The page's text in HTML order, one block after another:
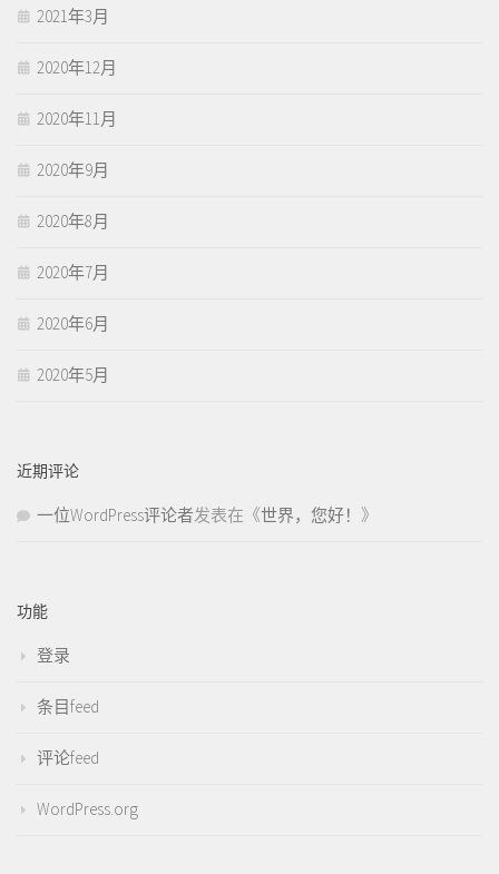
2021年3月
2020年12月
2020年11月
2020年9月
2020年8月
2020年7月
2020年6月
2020年5月
近期评论
一位WordPress评论者发表在《世界，您好！ 》
功能
登录
条目feed
评论feed
WordPress.org